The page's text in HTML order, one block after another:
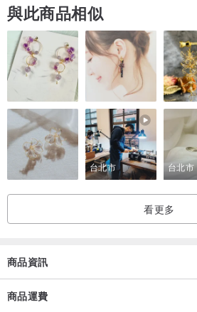
讓這些飾品，不只是單單飾品裝飾而已，
而是讓你帶走一份有力量、有含意的故事。
▲商品材質：
純黃銅、鋯石
▲商品編號：
整排鋯石細版黃銅手環（女生款）
與此商品相似
台北市 台北市
看更多
商品資訊
商品運費